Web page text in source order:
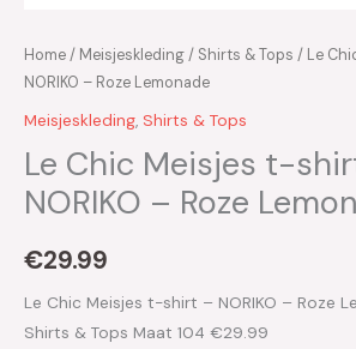
Home/ Meisjeskleding/ Shirts & Tops / Le
NORIKO – Roze Lemonade
Meisjeskleding, Shirts & Tops
Le Chic Meisjes t-
NORIKO – Roze
€29.99
Le Chic Meisjes t-shirt – NORIKO – Roze
Shirts & Tops Maat 104 €29.99